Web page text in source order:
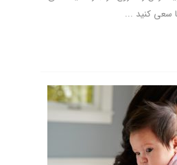
سعی کنید ...